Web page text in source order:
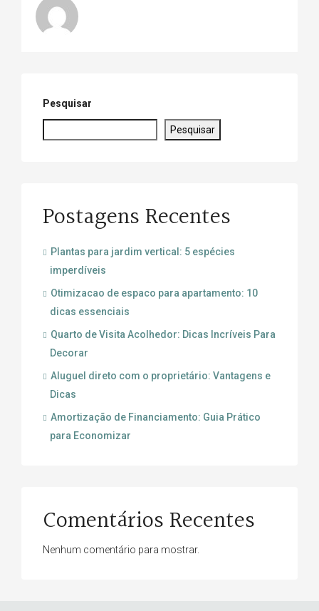
Pesquisar
Pesquisar
Postagens Recentes
Plantas para jardim vertical: 5 espécies
imperdíveis
Otimizacao de espaco para apartamento: 10
dicas essenciais
Quarto de Visita Acolhedor: Dicas Incríveis Para
Decorar
Aluguel direto com o proprietário: Vantagens e
Dicas
Amortização de Financiamento: Guia Prático
para Economizar
Comentários Recentes
Nenhum comentário para mostrar.